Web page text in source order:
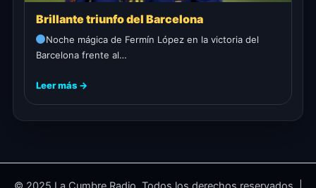
Brillante triunfo del Barcelona
Noche mágica de Fermín López en la victoria del
Barcelona frente al…
Leer más →